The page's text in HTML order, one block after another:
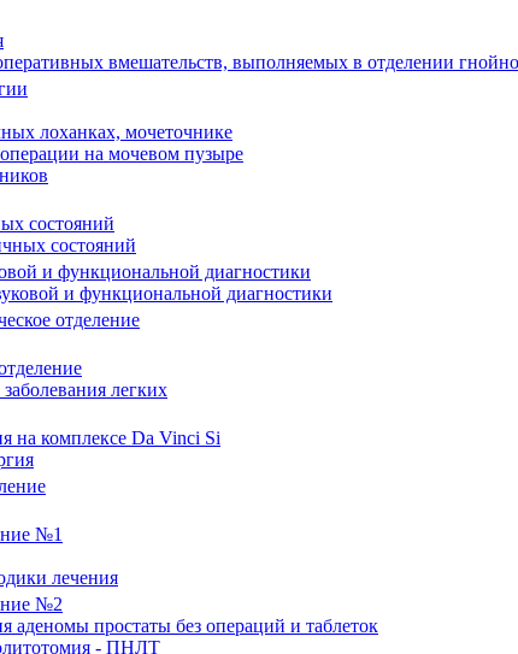
вмешательств, выполняемых в отделении
лоханках, мочеточнике
на мочевом пузыре
состояний
состояний
и функциональной диагностики
и функциональной диагностики
отделение
легких
на комплексе Da Vinci Si
№1
лечения
№2
аденомы простаты без операций и таблеток
- ПНЛТ